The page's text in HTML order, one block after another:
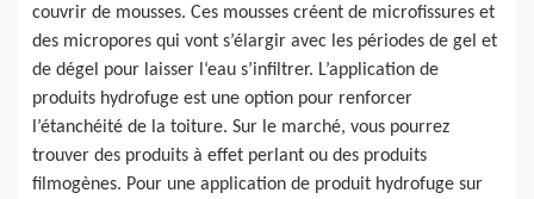
couvrir de mousses. Ces mousses créent de microfissures et
des micropores qui vont s’élargir avec les périodes de gel et
de dégel pour laisser l‘eau s’infiltrer. L’application de
produits hydrofuge est une option pour renforcer
l’étanchéité de la toiture. Sur le marché, vous pourrez
trouver des produits à effet perlant ou des produits
filmogènes. Pour une application de produit hydrofuge sur